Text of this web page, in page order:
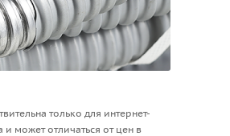
только для интернет-
и может отличаться от цен в